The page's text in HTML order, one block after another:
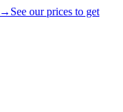
→ See our prices to get